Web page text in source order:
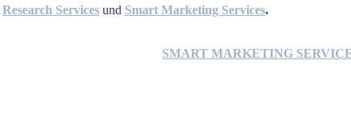
Research Services und Smart Marketing Services.
SMART MARKETING